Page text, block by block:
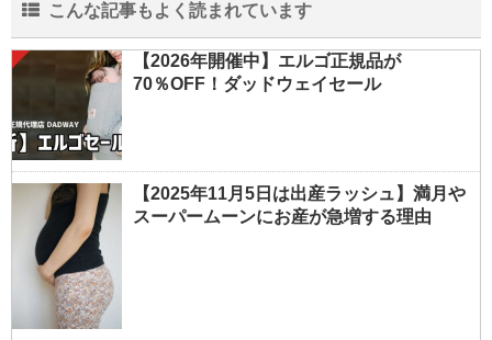
こんな記事もよく読まれています
【2026年開催中】エルゴ正規品が
70％OFF！ダッドウェイセール
【2025年11月5日は出産ラッシュ】満月や
スーパームーンにお産が急増する理由